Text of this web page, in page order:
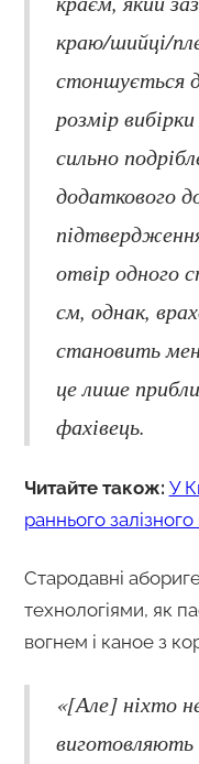
краю/шийці/
стоншується
розмір
сильно
додаткового
отвір одного
см, однак,
становить
це лише
фахівець.
Читайте також: У
раннього залізного
Стародавні
технологіями, як
вогнем і каное з
«[Але] ніхто
виготовляють